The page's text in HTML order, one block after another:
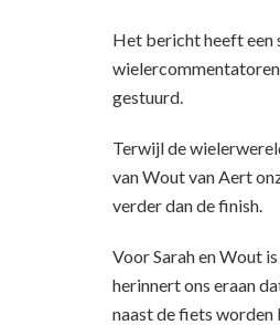
Het bericht heeft een
gestuurd.
Terwijl de
van Wout van Aert
verder dan de finish.
Voor Sarah en Wout
herinnert ons eraan
naast de fiets worden